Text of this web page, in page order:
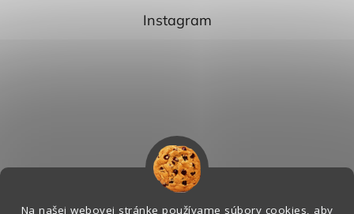
Na našej webovej stránke používame súbory cookies, aby
Instagram